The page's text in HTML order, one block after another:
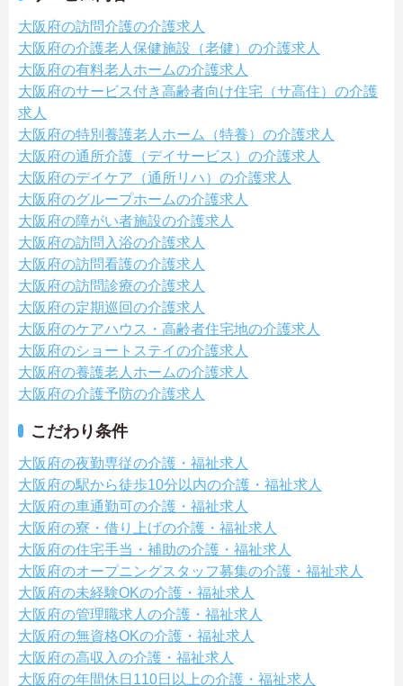
大阪府の訪問介護の介護求人
大阪府の介護老人保健施設（老健）の介護求人
大阪府の有料老人ホームの介護求人
大阪府のサービス付き高齢者向け住宅（サ高住）の介護
求人
大阪府の特別養護老人ホーム（特養）の介護求人
大阪府の通所介護（デイサービス）の介護求人
大阪府のデイケア（通所リハ）の介護求人
大阪府のグループホームの介護求人
大阪府の障がい者施設の介護求人
大阪府の訪問入浴の介護求人
大阪府の訪問看護の介護求人
大阪府の訪問診療の介護求人
大阪府の定期巡回の介護求人
大阪府のケアハウス・高齢者住宅地の介護求人
大阪府のショートステイの介護求人
大阪府の養護老人ホームの介護求人
大阪府の介護予防の介護求人
こだわり条件
大阪府の夜勤専従の介護・福祉求人
大阪府の駅から徒歩10分以内の介護・福祉求人
大阪府の車通勤可の介護・福祉求人
大阪府の寮・借り上げの介護・福祉求人
大阪府の住宅手当・補助の介護・福祉求人
大阪府のオープニングスタッフ募集の介護・福祉求人
大阪府の未経験OKの介護・福祉求人
大阪府の管理職求人の介護・福祉求人
大阪府の無資格OKの介護・福祉求人
大阪府の高収入の介護・福祉求人
大阪府の年間休日110日以上の介護・福祉求人